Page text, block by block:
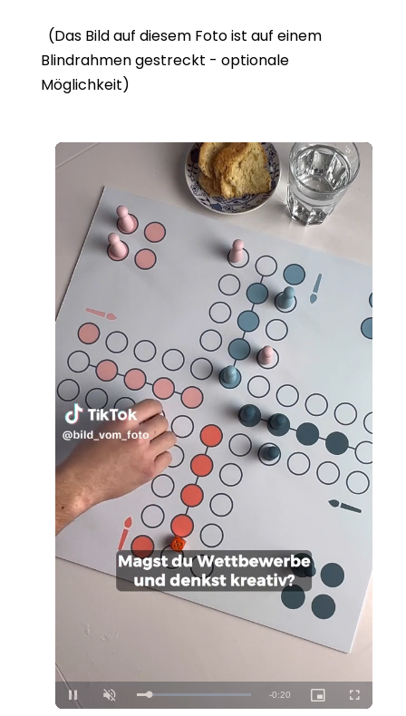
(Das Bild auf diesem Foto ist auf einem
Blindrahmen gestreckt - optionale
Möglichkeit)
Unmute Loaded:
100.00%